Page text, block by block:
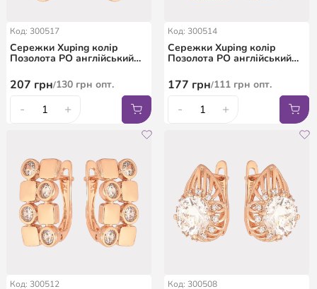
Код: 300517
Сережки Xuping колір
Позолота РО англійський
кристалами"
207 грн/130 грн опт.
- +
Код: 300514
Сережки Xuping колір
Позолота РО англійський
кристалами"
177 грн/111 грн опт.
- +
Код: 300512 Код: 300508